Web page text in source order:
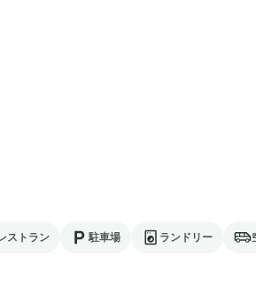
ストラン 駐車場 ランドリー